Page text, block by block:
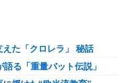
た「クロレラ」 秘話
る「重量バット伝説」